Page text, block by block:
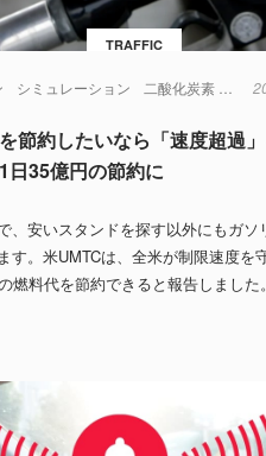
TRAFFIC
シミュレーション 二酸化炭素 実験
節約したいなら「速度超過
日35億円の節約に
、安いスタンドを探す以外にもガソ
す。米UMTCは、全米が制限速度を
燃料代を節約できると報告しました。